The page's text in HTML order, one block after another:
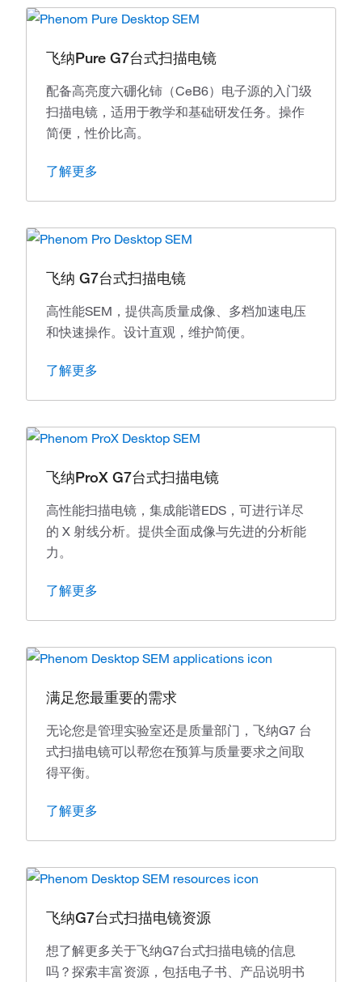
飞纳Pure G7台式扫描电镜
配备高亮度六硼化铈（CeB6）电子源的入门级
扫描电镜，适用于教学和基础研发任务。操作
简便，性价比高。
了解更多
飞纳 G7台式扫描电镜
高性能SEM，提供高质量成像、多档加速电压
和快速操作。设计直观，维护简便。
了解更多
飞纳ProX G7台式扫描电镜
高性能扫描电镜，集成能谱EDS，可进行详尽
的 X 射线分析。提供全面成像与先进的分析能
力。
了解更多
满足您最重要的需求
无论您是管理实验室还是质量部门，飞纳G7 台
式扫描电镜可以帮您在预算与质量要求之间取
得平衡。
了解更多
飞纳G7台式扫描电镜资源
想了解更多关于飞纳G7台式扫描电镜的信息
吗？探索丰富资源，包括电子书、产品说明书